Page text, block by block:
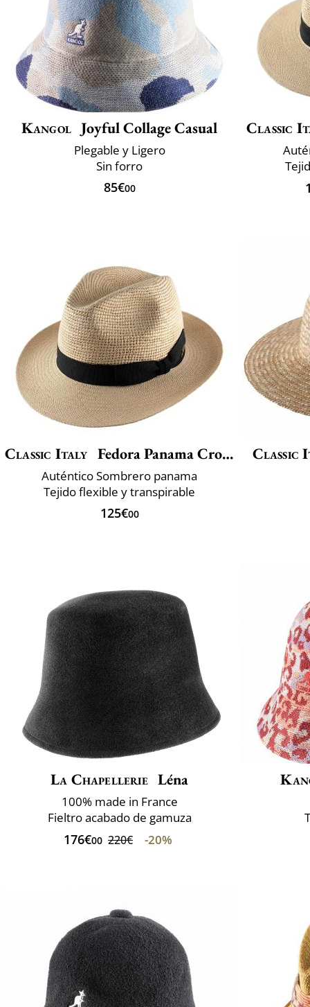
Kangol Joyful Collage Casual
Plegable y Ligero
Sin forro
85€00
Classic
Classic Italy Fedora Panama Crochet
Auténtico Sombrero panama
Tejido flexible y transpirable
125€00
Classic
La Chapellerie Léna
100% made in France
Fieltro acabado de gamuza
176€00 220€ -20%